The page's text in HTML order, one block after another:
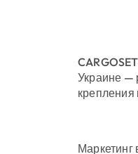
Украине —
Маркетинг